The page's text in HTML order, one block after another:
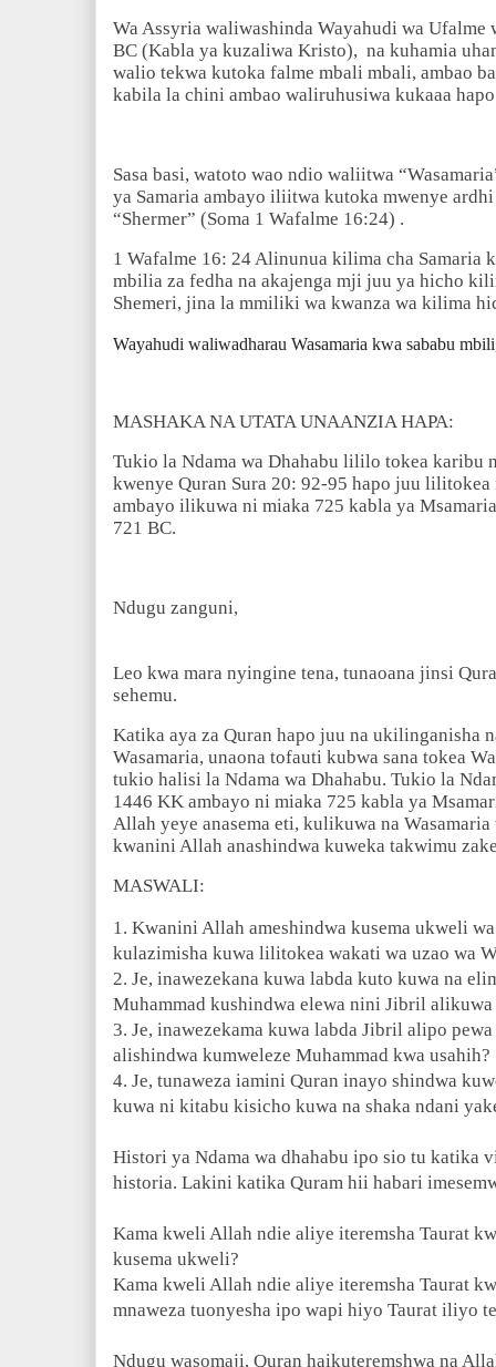
Wa Assyria waliwashinda Wayahudi wa
BC (Kabla ya kuzaliwa Kristo), na kuhamia
walio tekwa kutoka falme mbali mbali, ambao
kabila la chini ambao waliruhusiwa kukaaa
Sasa basi, watoto wao ndio waliitwa
ya Samaria ambayo iliitwa kutoka mwenye
“Shermer” (Soma 1 Wafalme 16:24) .
1 Wafalme 16: 24 Alinunua kilima cha Samaria
mbilia za fedha na akajenga mji juu ya hicho
Shemeri, jina la mmiliki wa kwanza wa kilima
Wayahudi waliwadharau Wasamaria kwa sababu
MASHAKA NA UTATA UNAANZIA HAPA:
Tukio la Ndama wa Dhahabu lililo tokea karibu
kwenye Quran Sura 20: 92-95 hapo juu
ambayo ilikuwa ni miaka 725 kabla ya
721 BC.
Ndugu zanguni,
Leo kwa mara nyingine tena, tunaoana jinsi
sehemu.
Katika aya za Quran hapo juu na ukilinganisha
Wasamaria, unaona tofauti kubwa sana tokea
tukio halisi la Ndama wa Dhahabu. Tukio la
1446 KK ambayo ni miaka 725 kabla ya
Allah yeye anasema eti, kulikuwa na
kwanini Allah anashindwa kuweka takwimu
MASWALI:
1. Kwanini Allah ameshindwa kusema ukweli
kulazimisha kuwa lilitokea wakati wa uzao wa
2. Je, inawezekana kuwa labda kuto kuwa na
Muhammad kushindwa elewa nini Jibril alikuwa
3. Je, inawezekama kuwa labda Jibril alipo
alishindwa kumweleze Muhammad kwa usahih?
4. Je, tunaweza iamini Quran inayo shindwa
kuwa ni kitabu kisicho kuwa na shaka ndani
Histori ya Ndama wa dhahabu ipo sio tu katika
historia. Lakini katika Quram hii habari
Kama kweli Allah ndie aliye iteremsha Taurat
kusema ukweli?
Kama kweli Allah ndie aliye iteremsha Taurat
mnaweza tuonyesha ipo wapi hiyo Taurat iliyo
Ndugu wasomaji, Quran haikuteremshwa na